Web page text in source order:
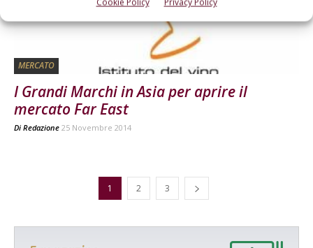
MERCATO
I Grandi Marchi in Asia per aprire il
mercato Far East
Di Redazione 25 Novembre 2014
1 2 3